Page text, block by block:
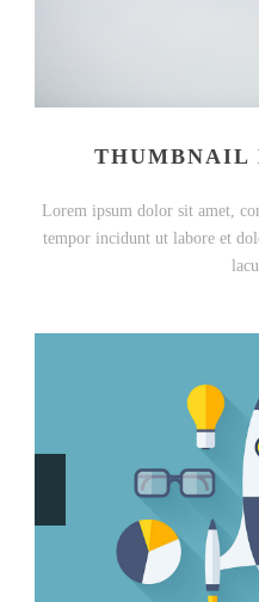
THUMBNAIL
Lorem ipsum dolor sit amet,
tempor incidunt ut labore et